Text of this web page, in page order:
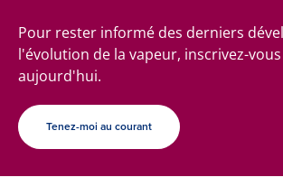
Pour rester informé des derniers
l'évolution de la vapeur, inscrivez-
aujourd'hui.
Tenez-moi au courant